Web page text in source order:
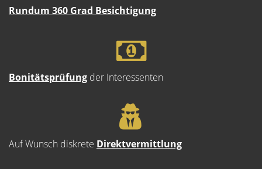
Rundum 360 Grad Besichtigung
Bonitätsprüfung der Interessenten
Auf Wunsch diskrete Direktvermittlung